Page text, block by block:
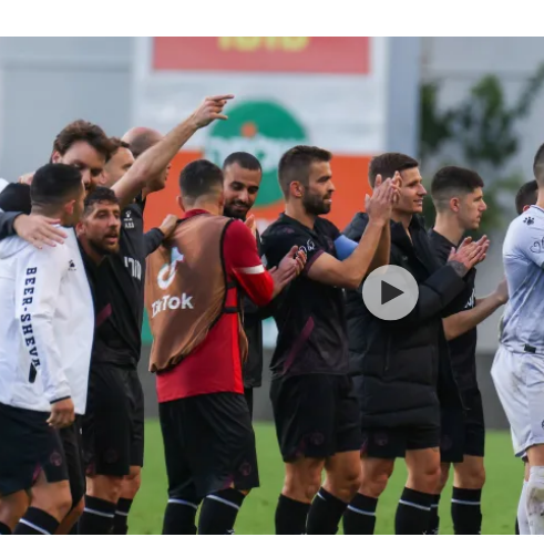
הפועל תל אביב
הפועל חיפה
הפועל באר שבע
מכבי נתניה
בני יהודה
ליגה סינית
ליגה ברזילאית
ליגות נוספות